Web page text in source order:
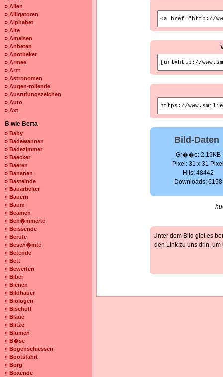
» Alien
» Alligatoren
» Alphabet
» Alte
» Ameisen
» Anbeten
» Apotheker
» Armee
» Arzt
» Astronomen
» Augen-rollende
» Ausrufungszeichen
» Auto
» Axt
B wie Berta
» Baby
» Badewannen
» Badezimmer
» Baecker
» Baeren
» Bananen
» Bastelnde
» Bauarbeiter
» Bauern
» Baum
» Beamen
» Beh�mmerte
» Beissende
» Berufe
» Besch�mte
» Betende
» Bett
» Bewerfen
» Biber
» Bienen
» Bildhauer
» Biologen
» Bischoff
» Blaue
» Blitze
» Blumen
» B�se
» Bogenschiessen
» Bootsfahrt
» Borg
» Boxende
Bild-Daten
Gr��e: 2.19KB
Pixel: 31 x 31
Hits: 48442
Downloads: 6158
Unter dem Bild gibt es
den Link zu uns drin,